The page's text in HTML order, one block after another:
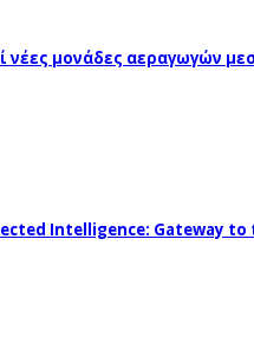
νέες μονάδες αεραγωγών
Intelligence: Gateway to